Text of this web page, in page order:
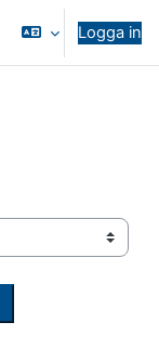
Logga in
kurser